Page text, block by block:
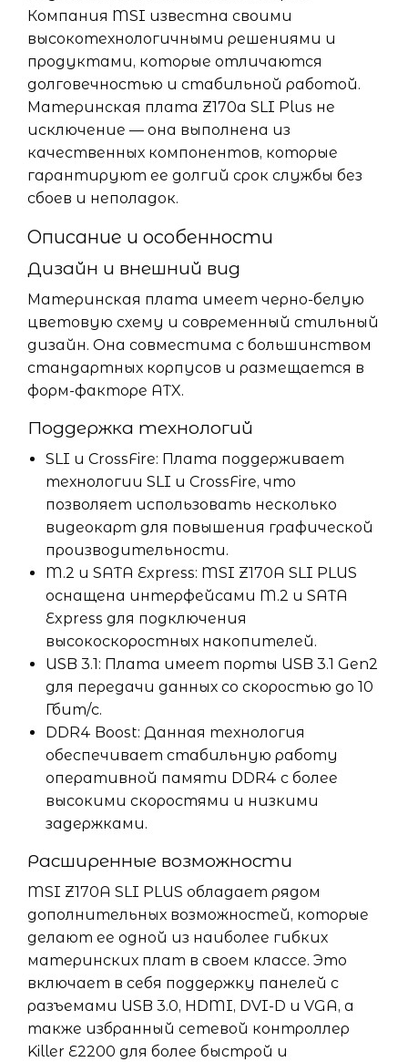
Компания MSI известна своими
высокотехнологичными решениями и
продуктами, которые отличаются
долговечностью и стабильной работой.
Материнская плата Z170a SLI Plus не
исключение — она выполнена из
качественных компонентов, которые
гарантируют ее долгий срок службы без
сбоев и неполадок.
Описание и особенности
Дизайн и внешний вид
Материнская плата имеет черно-белую
цветовую схему и современный стильный
дизайн. Она совместима с большинством
стандартных корпусов и размещается в
форм-факторе ATX.
Поддержка технологий
SLI и CrossFire: Плата поддерживает
технологии SLI и CrossFire, что
позволяет использовать несколько
видеокарт для повышения графической
производительности.
M.2 и SATA Express: MSI Z170A SLI PLUS
оснащена интерфейсами M.2 и SATA
Express для подключения
высокоскоростных накопителей.
USB 3.1: Плата имеет порты USB 3.1 Gen2
для передачи данных со скоростью до 10
Гбит/с.
DDR4 Boost: Данная технология
обеспечивает стабильную работу
оперативной памяти DDR4 с более
высокими скоростями и низкими
задержками.
Расширенные возможности
MSI Z170A SLI PLUS обладает рядом
дополнительных возможностей, которые
делают ее одной из наиболее гибких
материнских плат в своем классе. Это
включает в себя поддержку панелей с
разъемами USB 3.0, HDMI, DVI-D и VGA, а
также избранный сетевой контроллер
Killer E2200 для более быстрой и